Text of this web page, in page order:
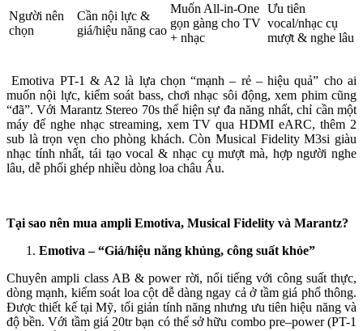
Người nên
chọn
Cần nội lực &
giá/hiệu năng cao
Muốn All-in-One
gọn gàng cho TV
+ nhạc
Ưu tiên
vocal/nhạc cụ
mượt & nghe lâu
Emotiva PT-1 & A2 là lựa chọn “mạnh – rẻ – hiệu quả” cho ai
muốn nội lực, kiểm soát bass, chơi nhạc sôi động, xem phim cũng
“đã”. Với Marantz Stereo 70s thể hiện sự đa năng nhất, chỉ cần một
máy để nghe nhạc streaming, xem TV qua HDMI eARC, thêm 2
sub là trọn vẹn cho phòng khách. Còn Musical Fidelity M3si giàu
nhạc tính nhất, tái tạo vocal & nhạc cụ mượt mà, hợp người nghe
lâu, dễ phối ghép nhiều dòng loa châu Âu.
Tại sao nên mua ampli Emotiva, Musical Fidelity và Marantz?
Emotiva – “Giá/hiệu năng khủng, công suất khỏe”
Chuyên ampli class AB & power rời, nổi tiếng với công suất thực,
dòng mạnh, kiểm soát loa cột dễ dàng ngay cả ở tầm giá phổ thông.
Được thiết kế tại Mỹ, tối giản tính năng nhưng ưu tiên hiệu năng và
độ bền. Với tầm giá 20tr bạn có thể sở hữu combo pre–power (PT-1